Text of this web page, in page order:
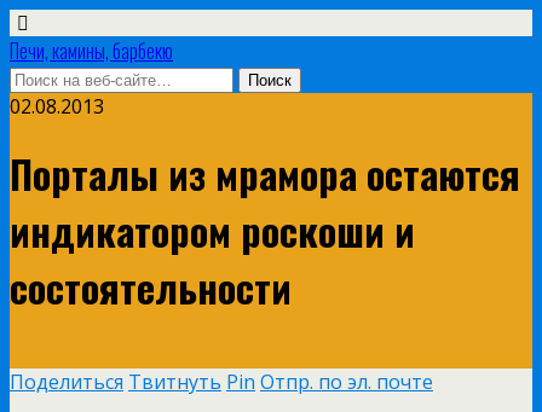
Печи, камины, барбекю
02.08.2013
Порталы из мрамора остаются
индикатором роскоши и
состоятельности
Поделиться Твитнуть Pin Отпр. по эл. почте